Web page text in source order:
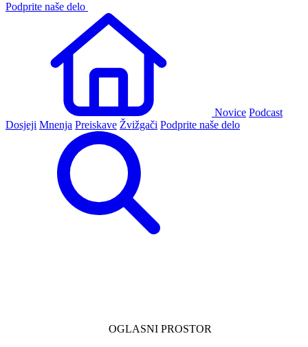
Podprite naše delo
Novice Podcast
Dosjeji Mnenja Preiskave Žvižgači Podprite naše delo